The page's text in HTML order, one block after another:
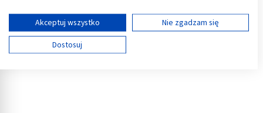
Wyświetl listę partnerów (11 dostawców IAB)
Używamy Twoich danych w następujących celach:
Cele przetwarzania IAB:
Akceptuj wszystko
Nie zgadzam się
Dostosuj